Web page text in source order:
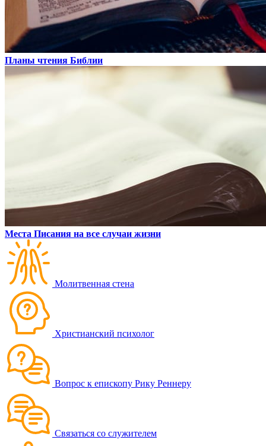
Планы чтения Библии
Места Писания на все случаи жизни
Молитвенная стена
Христианский психолог
Вопрос к епископу Рику Реннеру
Связаться со служителем